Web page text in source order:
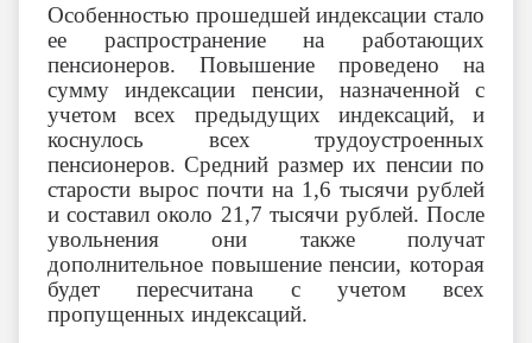
Особенностью прошедшей индексации стало
ее распространение на работающих
пенсионеров. Повышение проведено на
сумму индексации пенсии, назначенной с
учетом всех предыдущих индексаций, и
коснулось всех трудоустроенных
пенсионеров. Средний размер их пенсии по
старости вырос почти на 1,6 тысячи рублей
и составил около 21,7 тысячи рублей. После
увольнения они также получат
дополнительное повышение пенсии, которая
будет пересчитана с учетом всех
пропущенных индексаций.